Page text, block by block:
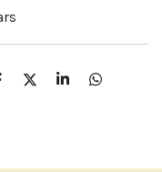
D
S
D